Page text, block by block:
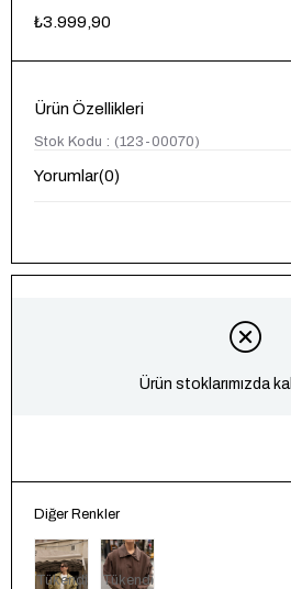
₺3.999,90
Ürün Özellikleri
Stok Kodu (123-00070)
Yorumlar(0)
Ürün stoklarımızda
Diğer Renkler
Tükendi Tükendi